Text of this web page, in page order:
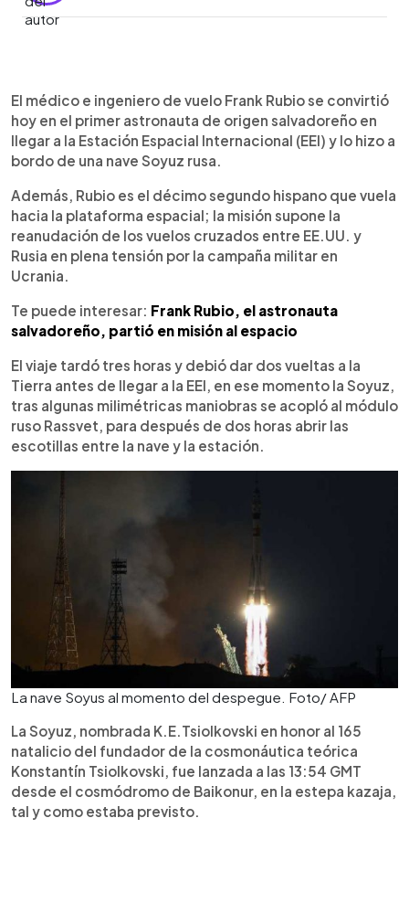
► Escuchar artículo
El médico e ingeniero de vuelo Frank Rubio se convirtió
hoy en el primer astronauta de origen salvadoreño en
llegar a la Estación Espacial Internacional (EEI) y lo hizo a
bordo de una nave Soyuz rusa.
Además, Rubio es el décimo segundo hispano que vuela
hacia la plataforma espacial; la misión supone la
reanudación de los vuelos cruzados entre EE.UU. y
Rusia en plena tensión por la campaña militar en
Ucrania.
Te puede interesar: Frank Rubio, el astronauta
salvadoreño, partió en misión al espacio
El viaje tardó tres horas y debió dar dos vueltas a la
Tierra antes de llegar a la EEI, en ese momento la Soyuz,
tras algunas milimétricas maniobras se acopló al módulo
ruso Rassvet, para después de dos horas abrir las
escotillas entre la nave y la estación.
La nave Soyus al momento del despegue. Foto/ AFP
La Soyuz, nombrada K.E.Tsiolkovski en honor al 165
natalicio del fundador de la cosmonáutica teórica
Konstantín Tsiolkovski, fue lanzada a las 13:54 GMT
desde el cosmódromo de Baikonur, en la estepa kazaja,
tal y como estaba previsto.